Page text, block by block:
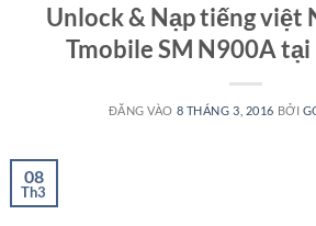
Unlock & Nạp tiếng việt
Tmobile SM N900A tại
ĐĂNG VÀO 8 THÁNG 3, 2016 BỞI
08
Th3